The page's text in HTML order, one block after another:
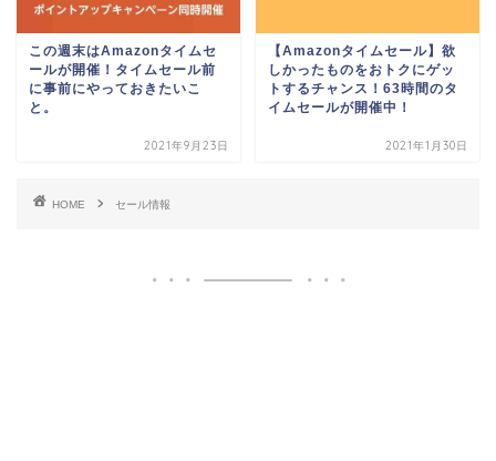
この週末はAmazonタイムセ
ールが開催！タイムセール前
に事前にやっておきたいこ
と。
2021年9月23日
【Amazonタイムセール】欲
しかったものをおトクにゲッ
トするチャンス！63時間のタ
イムセールが開催中！
2021年1月30日
HOME セール情報